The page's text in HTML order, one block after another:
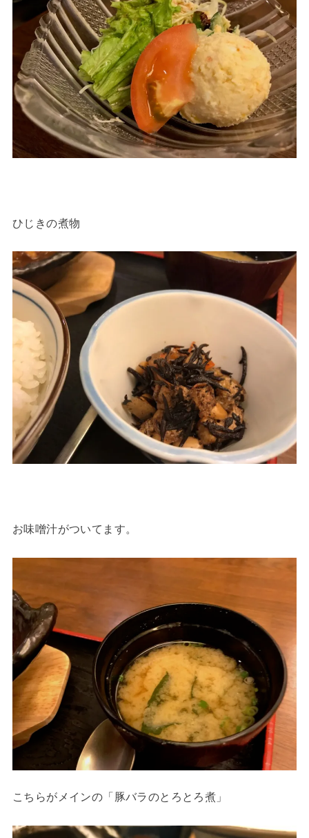
ひじきの煮物
お味噌汁がついてます。
こちらがメインの「豚バラのとろとろ煮」